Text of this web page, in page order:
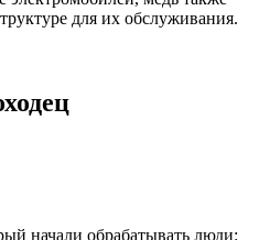
для их обслуживания.
начали обрабатывать люди: